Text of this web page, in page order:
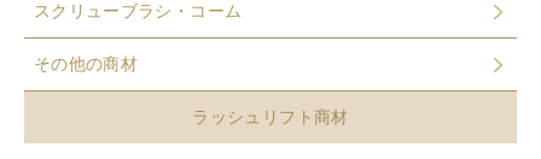
スクリューブラシ・コーム
その他の商材
ラッシュリフト商材